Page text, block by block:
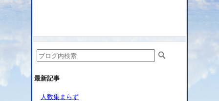
最新記事
人数集まらず